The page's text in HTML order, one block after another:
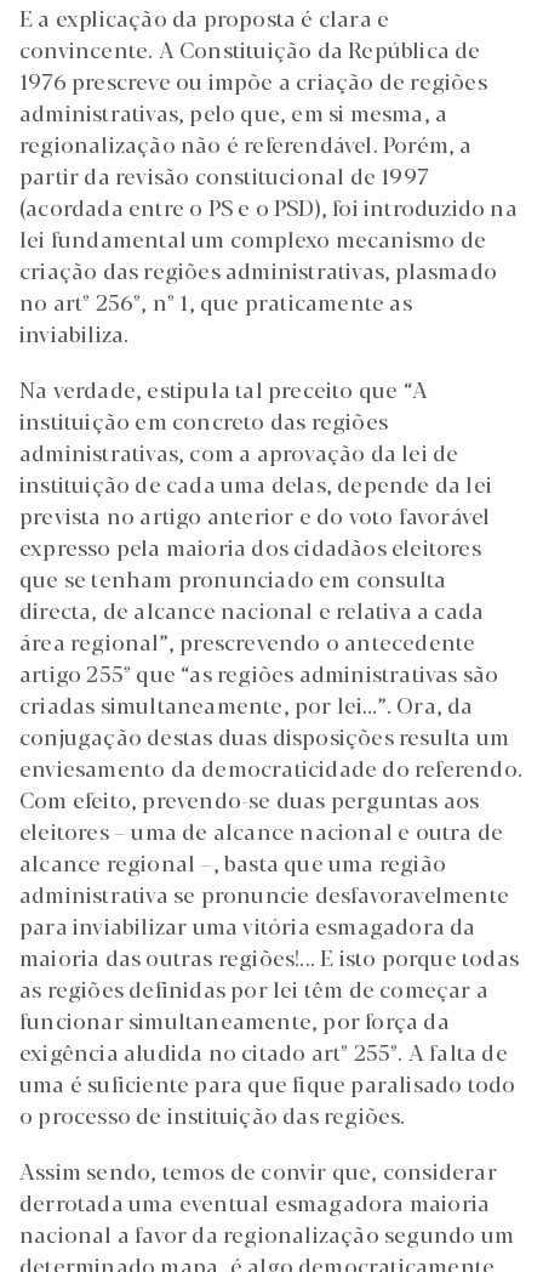
E a explicação da proposta é clara e
convincente. A Constituição da República de
1976 prescreve ou impõe a criação de regiões
administrativas, pelo que, em si mesma, a
regionalização não é referendável. Porém, a
partir da revisão constitucional de 1997
(acordada entre o PS e o PSD), foi introduzido na
lei fundamental um complexo mecanismo de
criação das regiões administrativas, plasmado
no artº 256º, nº 1, que praticamente as
inviabiliza.
Na verdade, estipula tal preceito que “A
instituição em concreto das regiões
administrativas, com a aprovação da lei de
instituição de cada uma delas, depende da lei
prevista no artigo anterior e do voto favorável
expresso pela maioria dos cidadãos eleitores
que se tenham pronunciado em consulta
directa, de alcance nacional e relativa a cada
área regional”, prescrevendo o antecedente
artigo 255º que “as regiões administrativas são
criadas simultaneamente, por lei…”. Ora, da
conjugação destas duas disposições resulta um
enviesamento da democraticidade do referendo.
Com efeito, prevendo-se duas perguntas aos
eleitores – uma de alcance nacional e outra de
alcance regional –, basta que uma região
administrativa se pronuncie desfavoravelmente
para inviabilizar uma vitória esmagadora da
maioria das outras regiões!... E isto porque todas
as regiões definidas por lei têm de começar a
funcionar simultaneamente, por força da
exigência aludida no citado artº 255º. A falta de
uma é suficiente para que fique paralisado todo
o processo de instituição das regiões.
Assim sendo, temos de convir que, considerar
derrotada uma eventual esmagadora maioria
nacional a favor da regionalização segundo um
determinado mapa, é algo democraticamente